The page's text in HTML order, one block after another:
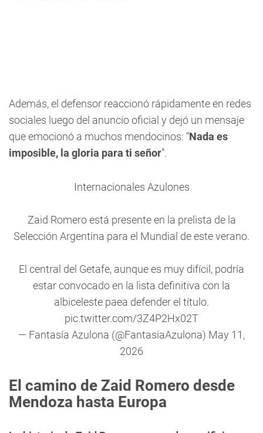
Además, el defensor reaccionó rápidamente en redes
sociales luego del anuncio oficial y dejó un mensaje
que emocionó a muchos mendocinos: “Nada es
imposible, la gloria para ti señor”.
Internacionales Azulones
Zaid Romero está presente en la prelista de la
Selección Argentina para el Mundial de este verano.
El central del Getafe, aunque es muy difícil, podría
estar convocado en la lista definitiva con la
albiceleste paea defender el título.
pic.twitter.com/3Z4P2Hx02T
— Fantasía Azulona (@FantasiaAzulona) May 11,
2026
El camino de Zaid Romero desde
Mendoza hasta Europa